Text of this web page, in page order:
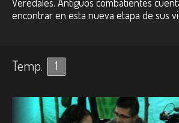
encontrar en esta nueva etapa de sus
Temp. 1